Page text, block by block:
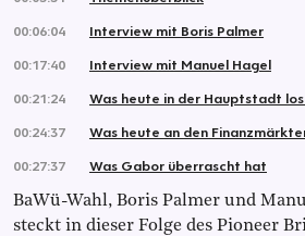
00:06:04
Interview mit Boris Palmer
00:17:40
Interview mit Manuel Hagel
00:21:24
Was heute in der Hauptstadt
00:24:37
Was heute an den
00:27:37
Was Gabor überrascht hat
BaWü-Wahl, Boris Palmer und
steckt in dieser Folge des Pioneer